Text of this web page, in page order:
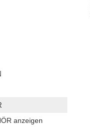
anzeigen